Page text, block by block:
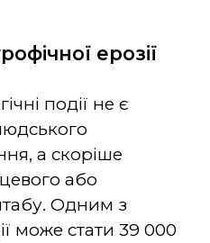
ерозії
події не є
а скоріше
або
Одним з
може стати 39 000